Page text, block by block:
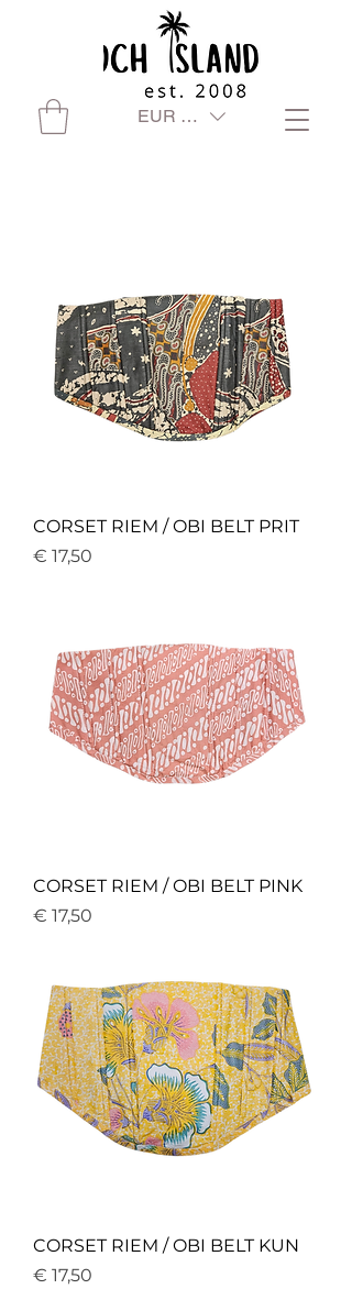
EUR (€)
CORSET RIEM / OBI BELT PRIT
Price
€ 17,50
CORSET RIEM / OBI BELT PINK
Price
€ 17,50
CORSET RIEM / OBI BELT KUN
Price
€ 17,50